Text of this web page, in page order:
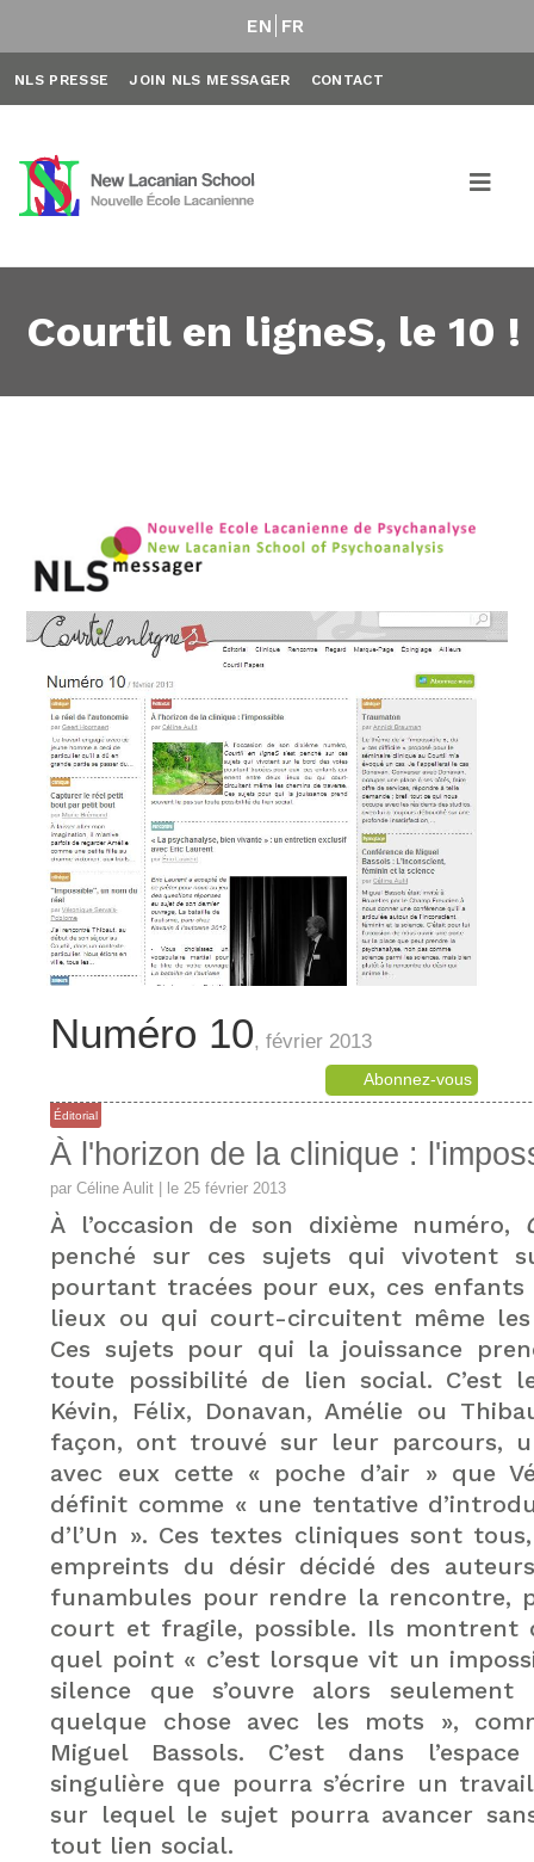
EN FR
NLS PRESSE JOIN NLS MESSAGER CONTACT
Courtil en ligneS, le 10 !
Numéro 10, février 2013
Abonnez-vous
Éditorial
À l'horizon de la clinique :
parCéline Aulit | le 25 février 2013
À l’occasion de son dixième numéro,
penché sur ces sujets qui vivotent
pourtant tracées pour eux, ces
lieux ou qui court-circuitent même
Ces sujets pour qui la jouissance
toute possibilité de lien social. C’est
Kévin, Félix, Donavan, Amélie ou
façon, ont trouvé sur leur parcours,
avec eux cette « poche d’air » que
définit comme « une tentative
d’l’Un ». Ces textes cliniques sont
empreints du désir décidé des
funambules pour rendre la rencontre,
court et fragile, possible. Ils montrent
quel point « c’est lorsque vit un
silence que s’ouvre alors seulement
quelque chose avec les mots »,
Miguel Bassols. C’est dans
singulière que pourra s’écrire un
sur lequel le sujet pourra avancer
tout lien social.